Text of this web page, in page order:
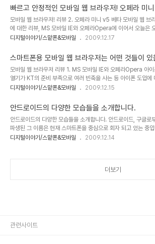
떤지를 직접 판단해 보시지요. ▲ 울트라스킨 ..
애드센스와 관련있어 보이며, 사회적인 기부문화의 연쇄적 반응에
여하고자 하는 뜻?이 담겨 있는 듯 합니다. 구글에서 보내온 선물
련된 내용들은 글로 표현하기 보단 그냥 그대로 이미지와 실제로
수 있도록 링크를 걸도록 하겠습니다. 그리고 또 구글에서 보내온
SMS... 이건 지난 11월 진행했던 구글 검색대회 참가상이라는 티
흐믓한 마음이 듭니다. 잊지..
빠르고 안정적인 모바일 웹 브라우저! 오페라 미
베타!!
모바일 웹 브라우저! 리뷰 2. 오페라 미니 v5 베타 모바일 웹 브
에 대한 리뷰, MS 모바일 IE와 오페라Opera에 이어서 오늘은
라 미니와 도로시Dorothy 모바일 웹 브라우저를 사용했던 경험
다는 글이 많이 간결해지지 않을까 생각하는데, 모르겠습니다. ^^
라 미니 Opera mini 현재까지 확인된 바로 옴니아2의 경우엔
핑 프로그램을 실행하면 로딩 중에 오페라 미니라는 로고가 확실
보입니다. 따라서 옴니아2에 설치되어 있는 웹서핑은 "오페라 미
니"구나라는 것을 알 수 있습니다. 하지만, 지난번 리뷰의 나니님
렛폼에서 프로그램을 만..
디지털이야기/스맡폰&모바일 2009.12.17
스마트폰용 모바일 웹 브라우저는 어떤 것들이 있
까?
모바일 웹 브라우저 리뷰 1. MS 모바일 IE와 오페라Opera 아이
열기가 KT의 준비 부족으로 여러 빈축을 사는 등 아이폰 도입에
관심 만큼 그 불협화음도 적지 않았던 것 같습니다. 하지만, 아이
을 줄 모르는 듯 합니다. 그리고 이제 그 열기는 여타의 나라들에
랬듯이 서서히 우리나라도 스마트폰의 대중화라는 방향으로 이어
있어 보입니다. ▲ 과거 데스크탑 PC에서 하던 모든 일을 이제
바일로 한다! 그렇습니다. 이제 스마트폰이 중심이 되는 모바일
시작되고 있는 겁니다. 그렇다면, 모바일 시대의 핵심적 도구가 될
디지털이야기/스맡폰&모바일 2009.12.15
안드로이드의 다양한 모습들을 소개합니다.
안드로이드의 다양한 모습들을 소개합니다. 안드로이드, 구글로
파생된 그 이름은 현재 스마트폰을 중심으로 회자 되고 있는 중입
하지만, 얼마 전 "안드로이드가 가져올 사회변혁!"이라는 포스트
다. ▲ Android 공식 Logo 및 마스코트 재밌는 사실은 이미 벌
디지털이야기/스맡폰&모바일 2009.12.14
더보기
관련사이트